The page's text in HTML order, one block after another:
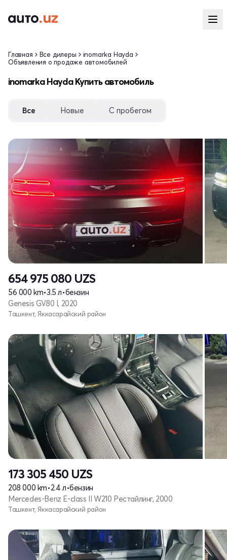
Главная Все дилеры
inomarka Hayda
Объявления о продаже автомобилей
inomarka Hayda Купить автомобиль
Все Новые С пробегом
654 975 080 UZS
56 000 km•3.5 л•бензин
Genesis GV80 I, 2020
Ташкент, Яккасарайский район
173 305 450 UZS
208 000 km•2.4 л•бензин
Mercedes-Benz E-class II W210 Рестайлинг, 2000
Ташкент, Яккасарайский район